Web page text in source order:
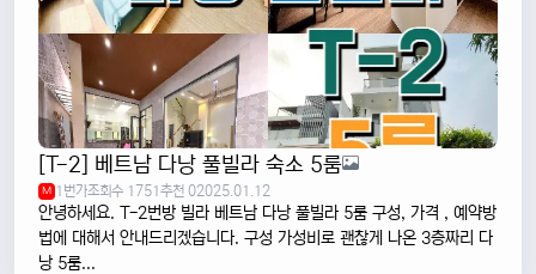
[T-2] 베트남 다낭 풀빌라 숙소 5룸
M 1번가조회수 1751추천 02025.01.12
안녕하세요. T-2번방 빌라 베트남 다낭 풀빌라 5룸 구성, 가격 , 예약방
법에 대해서 안내드리겠습니다. 구성 가성비로 괜찮게 나온 3층짜리 다
낭 5룸...